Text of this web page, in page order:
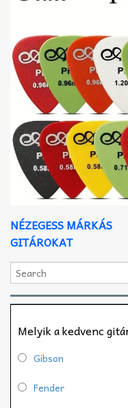
NÉZEGESS MÁRKÁS
GITÁROKAT
Melyik a kedvenc
Gibson
Fender